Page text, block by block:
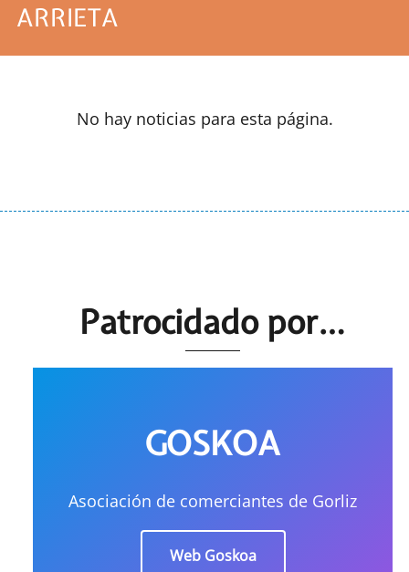
ARRIETA
No hay noticias para esta página.
Patrocidado por…
GOSKOA
Asociación de comerciantes de Gorliz
Web Goskoa